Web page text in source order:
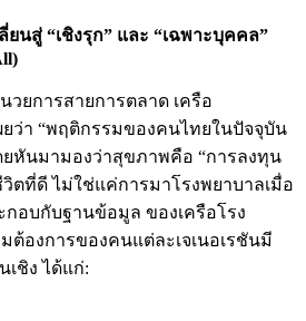
นสู่ “เชิงรุก” และ “เฉพาะบุคคล”
ยการสายการตลาด เครือ
ยว่า “พฤติกรรมของคนไทยในปัจจุบัน
ยหันมามองว่าสุขภาพคือ “การลงทุน
ตที่ดี ไม่ใช่แค่การมาโรงพยาบาลเมื่อ
กอบกับฐานข้อมูล ของเครือโรง
ต้องการของคนแต่ละเจเนอเรชันมี
ชิง ได้แก่: